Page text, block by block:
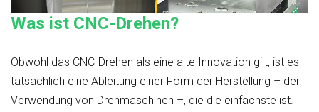
Was ist CNC-Drehen?
Obwohl das CNC-Drehen als eine alte Innovation gilt, ist es
tatsächlich eine Ableitung einer Form der Herstellung – der
Verwendung von Drehmaschinen –, die die einfachste ist.